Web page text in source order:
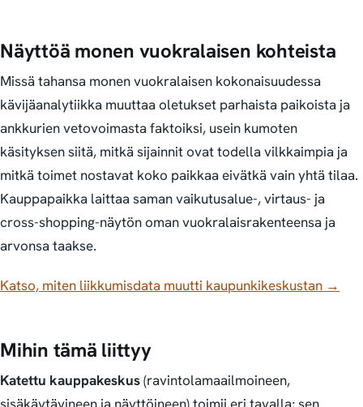
Näyttöä monen vuokralaisen kohteista
Missä tahansa monen vuokralaisen kokonaisuudessa
kävijäanalytiikka muuttaa oletukset parhaista paikoista ja
ankkurien vetovoimasta faktoiksi, usein kumoten
käsityksen siitä, mitkä sijainnit ovat todella vilkkaimpia ja
mitkä toimet nostavat koko paikkaa eivätkä vain yhtä tilaa.
Kauppapaikka laittaa saman vaikutusalue-, virtaus- ja
cross-shopping-näytön oman vuokralaisrakenteensa ja
arvonsa taakse.
Katso, miten liikkumisdata muutti kaupunkikeskustan →
Mihin tämä liittyy
Katettu kauppakeskus(ravintolamaailmoineen,